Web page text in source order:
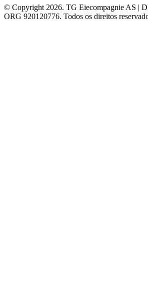
© Copyright 2026. TG Eiecompagnie AS |
ORG 920120776. Todos os direitos